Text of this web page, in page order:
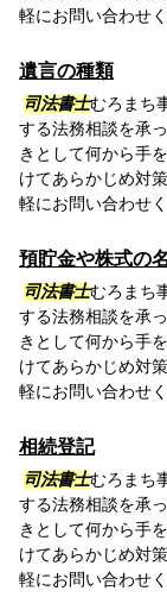
軽にお問い合わせく
遺言の種類
司法書士むろまち
する法務相談を承
きとして何から手
けてあらかじめ対
軽にお問い合わせく
預貯金や株式の
司法書士むろまち
する法務相談を承
きとして何から手
けてあらかじめ対
軽にお問い合わせく
相続登記
司法書士むろまち
する法務相談を承
きとして何から手
けてあらかじめ対
軽にお問い合わせく